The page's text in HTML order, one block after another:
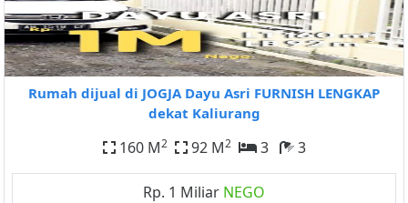
Rumah dijual di JOGJA Dayu Asri FURNISH LENGKAP
dekat Kaliurang
160 M2 92 M2 3 3
Rp. 1 Miliar NEGO